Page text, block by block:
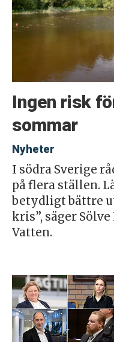
Ingen risk
sommar
Nyheter
I södra Sverige
på flera ställen.
betydligt bättre
kris”, säger
Vatten.